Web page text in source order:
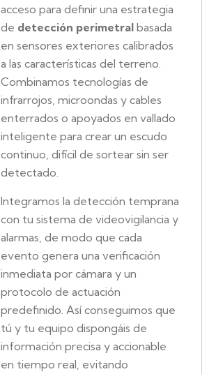
acceso para definir una estrategia
de detección perimetralbasada
en sensores exteriores calibrados
a las características del terreno.
Combinamos tecnologías de
infrarrojos, microondas y cables
enterrados o apoyados en vallado
inteligente para crear un escudo
continuo, difícil de sortear sin ser
detectado.
Integramos la detección temprana
con tu sistema de videovigilancia y
alarmas, de modo que cada
evento genera una verificación
inmediata por cámara y un
protocolo de actuación
predefinido. Así conseguimos que
tú y tu equipo dispongáis de
información precisa y accionable
en tiempo real, evitando